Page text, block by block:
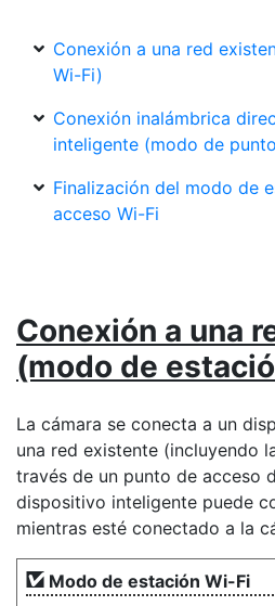
Conexión a una red
Wi-Fi)
Conexión inalámbrica
inteligente (modo de
Finalización del modo de
acceso Wi-Fi
Conexión a una
(modo de
La cámara se conecta a un
una red existente (incluyendo
través de un punto de acceso
dispositivo inteligente puede
mientras esté conectado a la
Modo de estación Wi-Fi